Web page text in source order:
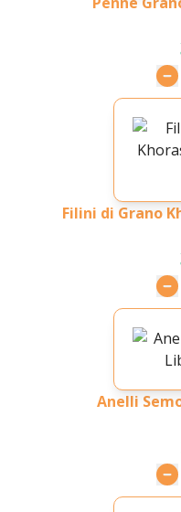
Filini di Grano
Anelli